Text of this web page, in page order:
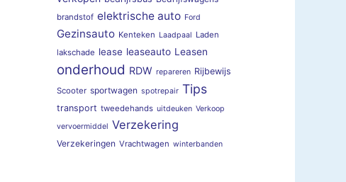
brandstof elektrische auto Ford
Gezinsauto Kenteken Laadpaal Laden
lakschade lease leaseauto Leasen
onderhoud RDW repareren Rijbewijs
Scooter sportwagen spotrepair Tips
transport tweedehands uitdeuken Verkoop
vervoermiddel Verzekering
Verzekeringen Vrachtwagen winterbanden